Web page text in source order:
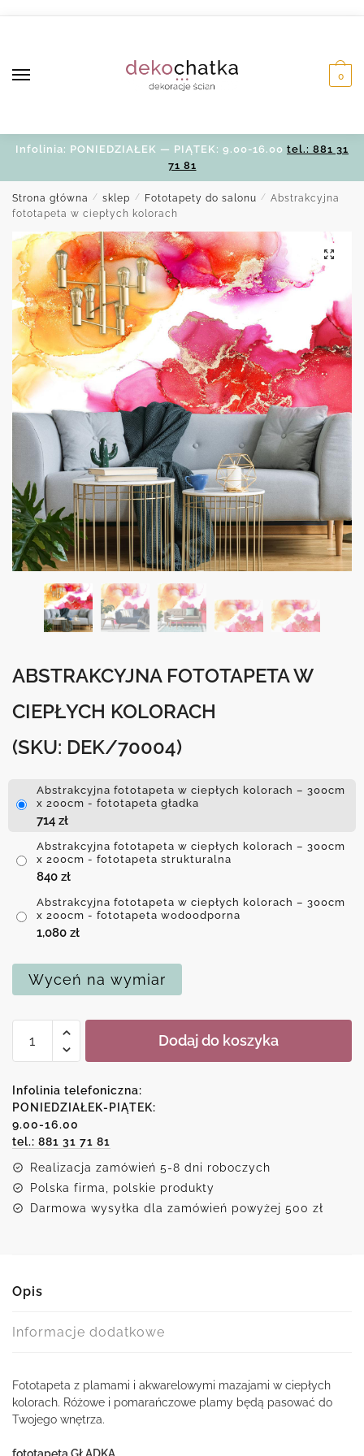
0
Infolinia: PONIEDZIAŁEK — PIĄTEK: 9.00-16.00 tel.: 881 31
71 81
Strona główna / sklep / Fototapety do salonu / Abstrakcyjna
fototapeta w ciepłych kolorach
ABSTRAKCYJNA FOTOTAPETA W
CIEPŁYCH KOLORACH
(SKU: DEK/70004)
Abstrakcyjna fototapeta w ciepłych kolorach – 300cm
x 200cm - fototapeta gładka
714 zł
Abstrakcyjna fototapeta w ciepłych kolorach – 300cm
x 200cm - fototapeta strukturalna
840 zł
Abstrakcyjna fototapeta w ciepłych kolorach – 300cm
x 200cm - fototapeta wodoodporna
1,080 zł
Wyceń na wymiar
Abstrakcyjna
w
ciepłych
kolorach
Dodaj do koszyka
Infolinia telefoniczna:
PONIEDZIAŁEK-PIĄTEK:
9.00-16.00
tel.: 881 31 71 81
Realizacja zamówień 5-8 dni roboczych
Polska firma, polskie produkty
Darmowa wysyłka dla zamówień powyżej 500 zł
Opis
Informacje dodatkowe
Fototapeta z plamami i akwarelowymi mazajami w ciepłych
kolorach. Różowe i pomarańczowe plamy będą pasować do
Twojego wnętrza.